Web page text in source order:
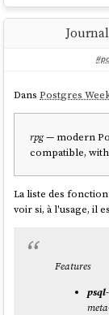
ai/rtk/blob/
Enable
$ opencode
> build ·
dot_config/
path.sh
Reset
0fa4917
DansPostgres
rpg— modern
compatible,
La liste des
voir si, à l'usage, il
Features